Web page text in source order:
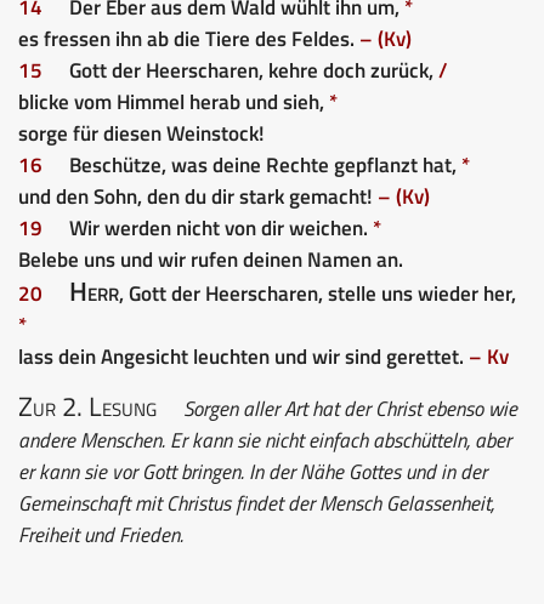
14
Der Eber aus dem Wald wühlt ihn um, *
es fressen ihn ab die Tiere des Feldes. – (Kv)
15
Gott der Heerscharen, kehre doch zurück,/
blicke vom Himmel herab und sieh, *
sorge für diesen Weinstock!
16
Beschütze, was deine Rechte gepflanzt hat, *
und den Sohn, den du dir stark gemacht! – (Kv)
19
Wir werden nicht von dir weichen. *
Belebe uns und wir rufen deinen Namen an.
20
Herr, Gott der Heerscharen, stelle uns wieder her,
*
lass dein Angesicht leuchten und wir sind gerettet. – Kv
Zur 2. Lesung
Sorgen aller Art hat der Christ ebenso wie
andere Menschen. Er kann sie nicht einfach abschütteln, aber
er kann sie vor Gott bringen. In der Nähe Gottes und in der
Gemeinschaft mit Christus findet der Mensch Gelassenheit,
Freiheit und Frieden.